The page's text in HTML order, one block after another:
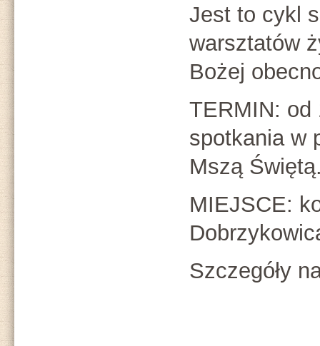
Jest to cykl
warsztatów
Bożej
TERMIN: od
spotkania w
Mszą
MIEJSCE:
Szczegóły